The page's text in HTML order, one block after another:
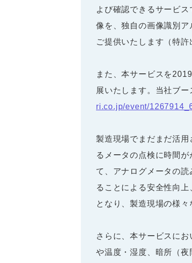
よび確認できるサービ
像を、独自の画像識別
ご提供いたします（特許
また、本サービスを
展いたします。当社ブ
ri.co.jp/event/
製造現場でまだまだ活
るメータの点検に時間
て、アナログメータの
ることによる安全性向
となり、製造現場の様々
さらに、本サービスに
や温度・湿度、暗所（